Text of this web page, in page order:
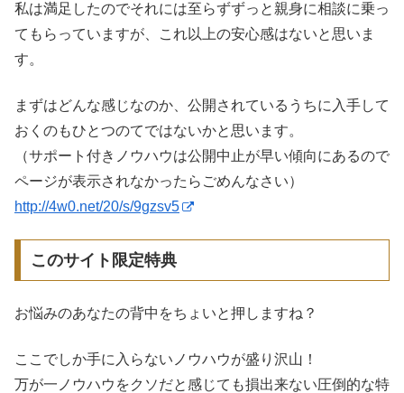
私は満足したのでそれには至らずずっと親身に相談に乗っ
てもらっていますが、これ以上の安心感はないと思いま
す。
まずはどんな感じなのか、公開されているうちに入手して
おくのもひとつのてではないかと思います。
（サポート付きノウハウは公開中止が早い傾向にあるので
ページが表示されなかったらごめんなさい）
http://4w0.net/20/s/9gzsv5
このサイト限定特典
お悩みのあなたの背中をちょいと押しますね？
ここでしか手に入らないノウハウが盛り沢山！
万が一ノウハウをクソだと感じても損出来ない圧倒的な特